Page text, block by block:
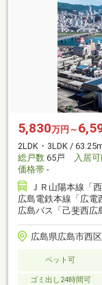
5,830万円～
2LDK・3LDK /
総戸数 65戸 入居
価格帯 -
ＪＲ山陽本線「
広島電鉄本線「広電
広島バス「己斐西広
広島県広島市西
ペット可
ゴミ出し24時間可